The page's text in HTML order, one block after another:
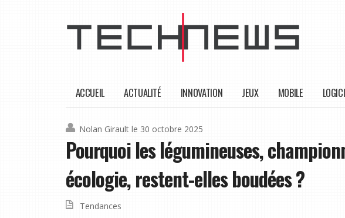
ACCUEIL ACTUALITÉ INNOVATION JEUX MOBILE
Nolan Girault le 30 octobre 2025
Pourquoi les légumineuses,
écologie, restent-elles boudées ?
Tendances